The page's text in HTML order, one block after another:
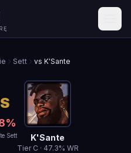
Sett vs K'Sante
%
Sett K'Sante
Tier C · 47.3% WR